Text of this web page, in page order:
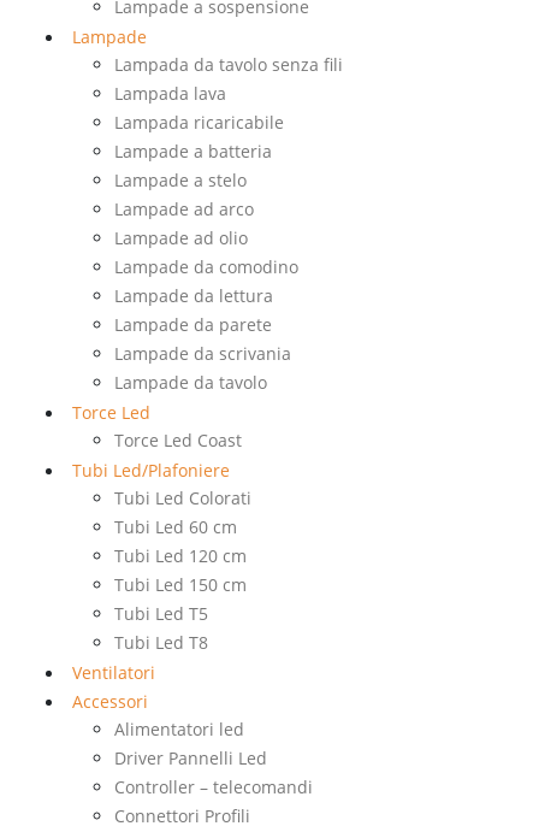
Lampade a sospensione
Lampade
Lampada da tavolo senza fili
Lampada lava
Lampada ricaricabile
Lampade a batteria
Lampade a stelo
Lampade ad arco
Lampade ad olio
Lampade da comodino
Lampade da lettura
Lampade da parete
Lampade da scrivania
Lampade da tavolo
Torce Led
Torce Led Coast
Tubi Led/Plafoniere
Tubi Led Colorati
Tubi Led 60 cm
Tubi Led 120 cm
Tubi Led 150 cm
Tubi Led T5
Tubi Led T8
Ventilatori
Accessori
Alimentatori led
Driver Pannelli Led
Controller – telecomandi
Connettori Profili